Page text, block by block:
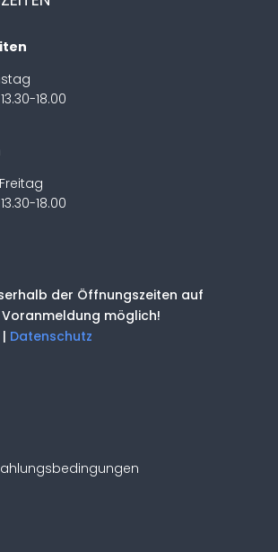
18.00
18.00
der Öffnungszeiten auf
möglich!
| Datenschutz